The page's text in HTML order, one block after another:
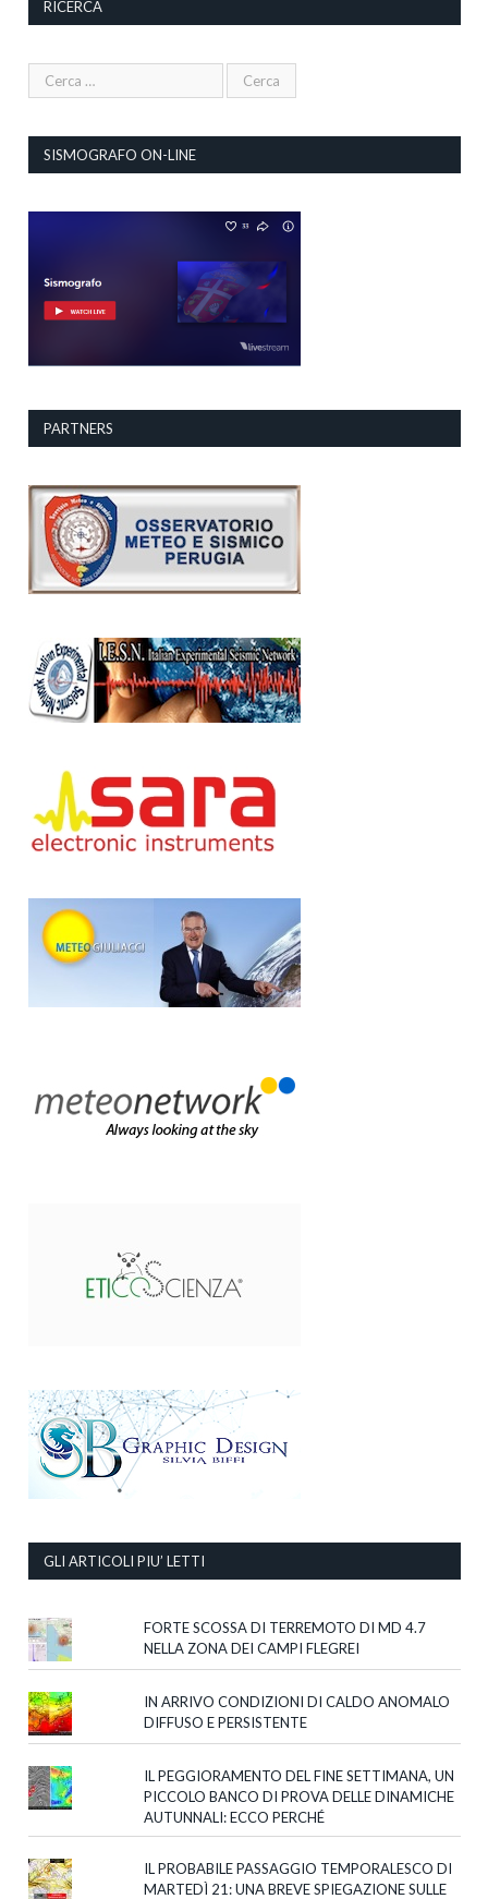
RICERCA
SISMOGRAFO ON-LINE
PARTNERS
GLI ARTICOLI PIU’ LETTI
FORTE SCOSSA DI TERREMOTO DI MD 4.7
NELLA ZONA DEI CAMPI FLEGREI
IN ARRIVO CONDIZIONI DI CALDO ANOMALO
DIFFUSO E PERSISTENTE
IL PEGGIORAMENTO DEL FINE SETTIMANA, UN
PICCOLO BANCO DI PROVA DELLE DINAMICHE
AUTUNNALI: ECCO PERCHÉ
IL PROBABILE PASSAGGIO TEMPORALESCO DI
MARTEDÌ 21: UNA BREVE SPIEGAZIONE SULLE